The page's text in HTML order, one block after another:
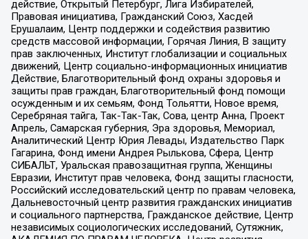
действие, Открытый Петербург, Лига Избирателей,
Правовая инициатива, Гражданский Союз, Хасдей
Ерушалаим, Центр поддержки и содействия развитию
средств массовой информации, Горячая Линия, В защиту
прав заключенных, Институт глобализации и социальных
движений, Центр социально-информационных инициатив
Действие, Благотворительный фонд охраны здоровья и
защиты прав граждан, Благотворительный фонд помощи
осужденным и их семьям, Фонд Тольятти, Новое время,
Серебряная тайга, Так-Так-Так, Сова, центр Анна, Проект
Апрель, Самарская губерния, Эра здоровья, Мемориал,
Аналитический Центр Юрия Левады, Издательство Парк
Гагарина, Фонд имени Андрея Рылькова, Сфера, Центр
СИБАЛЬТ, Уральская правозащитная группа, Женщины
Евразии, Институт прав человека, Фонд защиты гласности,
Российский исследовательский центр по правам человека,
Дальневосточный центр развития гражданских инициатив
и социального партнерства, Гражданское действие, Центр
независимых социологических исследований, Сутяжник,